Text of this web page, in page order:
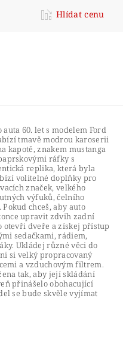
Hlídat cenu
60. let s modelem Ford
tmavě modrou karoserii
kapotě, znakem mustanga
ráfky s
replika, která byla
volitelné doplňky pro
značek, velkého
výfuků, čelního
chceš, aby auto
upravit zdvih zadní
otevři dveře a získej přístup
sedačkami, rádiem,
Ukládej různé věci do
si velký propracovaný
a vzduchovým filtrem.
tak, aby její skládání
přinášelo obohacující
se bude skvěle vyjímat